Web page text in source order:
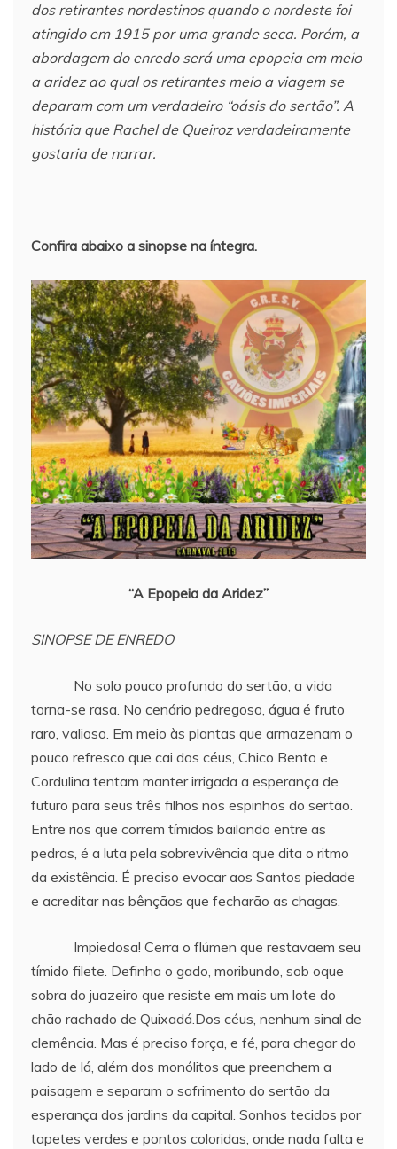
dos retirantes nordestinos quando o nordeste foi
atingido em 1915 por uma grande seca. Porém, a
abordagem do enredo será uma epopeia em meio
a aridez ao qual os retirantes meio a viagem se
deparam com um verdadeiro “oásis do sertão”. A
história que Rachel de Queiroz verdadeiramente
gostaria de narrar.
Confira abaixo a sinopse na íntegra.
“A Epopeia da Aridez”
SINOPSE DE ENREDO
No solo pouco profundo do sertão, a vida
torna-se rasa. No cenário pedregoso, água é fruto
raro, valioso. Em meio às plantas que armazenam o
pouco refresco que cai dos céus, Chico Bento e
Cordulina tentam manter irrigada a esperança de
futuro para seus três filhos nos espinhos do sertão.
Entre rios que correm tímidos bailando entre as
pedras, é a luta pela sobrevivência que dita o ritmo
da existência. É preciso evocar aos Santos piedade
e acreditar nas bênçãos que fecharão as chagas.
Impiedosa! Cerra o flúmen que restavaem seu
tímido filete. Definha o gado, moribundo, sob oque
sobra do juazeiro que resiste em mais um lote do
chão rachado de Quixadá.Dos céus, nenhum sinal de
clemência. Mas é preciso força, e fé, para chegar do
lado de lá, além dos monólitos que preenchem a
paisagem e separam o sofrimento do sertão da
esperança dos jardins da capital. Sonhos tecidos por
tapetes verdes e pontos coloridas, onde nada falta e